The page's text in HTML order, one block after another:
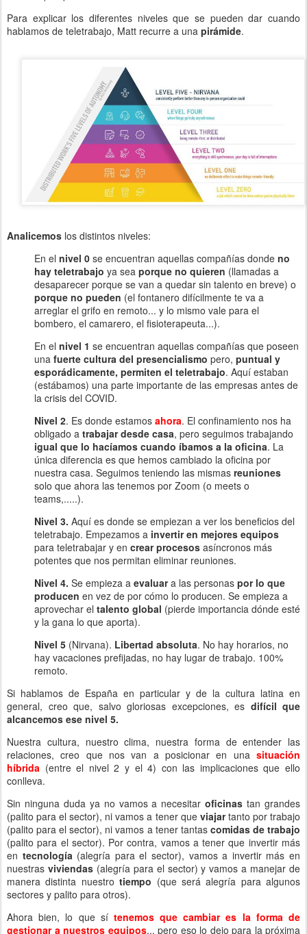
Para explicar los diferentes niveles que se pueden dar cuando
hablamos de teletrabajo, Matt recurre a una pirámide.
Analicemos los distintos niveles:
En el nivel 0 se encuentran aquellas compañías donde no
hay teletrabajo ya sea porque no quieren (llamadas a
desaparecer porque se van a quedar sin talento en breve) o
porque no pueden (el fontanero difícilmente te va a
arreglar el grifo en remoto... y lo mismo vale para el
bombero, el camarero, el fisioterapeuta...).
En el nivel 1 se encuentran aquellas compañías que poseen
una fuerte cultura del presencialismo pero, puntual y
esporádicamente, permiten el teletrabajo. Aquí estaban
(estábamos) una parte importante de las empresas antes de
la crisis del COVID.
Nivel 2. Es donde estamos ahora. El confinamiento nos ha
obligado a trabajar desde casa, pero seguimos trabajando
igual que lo hacíamos cuando íbamos a la oficina. La
única diferencia es que hemos cambiado la oficina por
nuestra casa. Seguimos teniendo las mismas reuniones
solo que ahora las tenemos por Zoom (o meets o
teams,.....).
Nivel 3. Aquí es donde se empiezan a ver los beneficios del
teletrabajo. Empezamos a invertir en mejores equipos
para teletrabajar y en crear procesos asíncronos más
potentes que nos permitan eliminar reuniones.
Nivel 4. Se empieza a evaluara las personas por lo que
producen en vez de por cómo lo producen. Se empieza a
aprovechar el talento global (pierde importancia dónde esté
y la gana lo que aporta).
Nivel 5 (Nirvana). Libertad absoluta. No hay horarios, no
hay vacaciones prefijadas, no hay lugar de trabajo. 100%
remoto.
Si hablamos de España en particular y de la cultura latina en
general, creo que, salvo gloriosas excepciones, es difícil que
alcancemos ese nivel 5.
Nuestra cultura, nuestro clima, nuestra forma de entender las
relaciones, creo que nos van a posicionar en una situación
híbrida (entre el nivel 2 y el 4) con las implicaciones que ello
conlleva.
Sin ninguna duda ya no vamos a necesitaroficinastan grandes
(palito para el sector), ni vamos a tener que viajartanto por trabajo
(palito para el sector), ni vamos a tener tantas comidas de trabajo
(palito para el sector). Por contra, vamos a tener que invertir más
en tecnología (alegría para el sector), vamos a invertir más en
nuestras viviendas (alegría para el sector) y vamos a manejar de
manera distinta nuestrotiempo (que será alegría para algunos
sectores y palito para otros).
Ahora bien, lo que sí tenemos que cambiar es la forma de
gestionar a nuestros equipos... pero eso lo dejo para la próxima